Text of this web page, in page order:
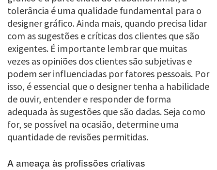
tolerância é uma qualidade fundamental para o
designer gráfico. Ainda mais, quando precisa lidar
com as sugestões e críticas dos clientes que são
exigentes. É importante lembrar que muitas
vezes as opiniões dos clientes são subjetivas e
podem ser influenciadas por fatores pessoais. Por
isso, é essencial que o designer tenha a habilidade
de ouvir, entender e responder de forma
adequada às sugestões que são dadas. Seja como
for, se possível na ocasião, determine uma
quantidade de revisões permitidas.
A ameaça às profissões criativas